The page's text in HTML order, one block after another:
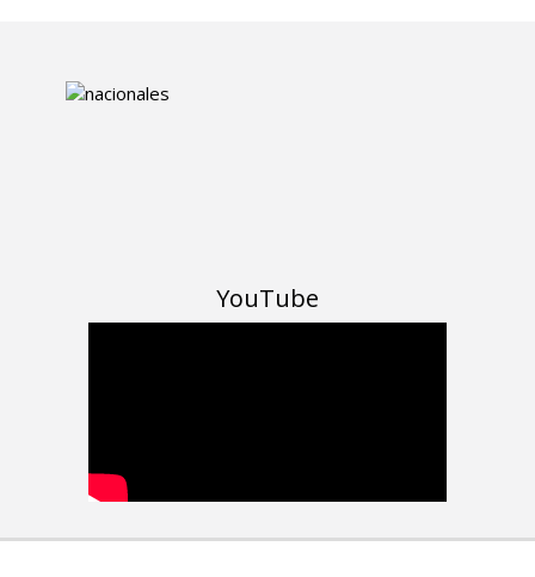
YouTube